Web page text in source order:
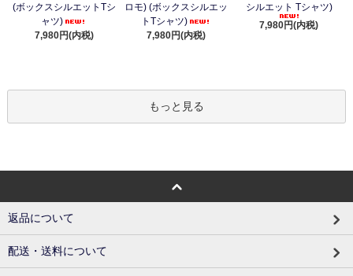
(ボックスシルエットTシ
ャツ)
7,980円(内税)
ロモ) (ボックスシルエッ
トTシャツ)
7,980円(内税)
シルエット Tシャツ)
7,980円(内税)
もっと見る
返品について
配送・送料について